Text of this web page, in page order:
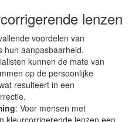
lenzen
voordelen van
hun aanpasbaarheid.
kunnen de mate van
op de persoonlijke
resulteert in een
: Voor mensen met
kleurcorrigerende lenzen een